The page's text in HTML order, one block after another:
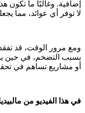
إضافية. وغالبًا ما تكون
لا توفر أي عوائد، مما
ومع مرور الوقت، قد تفقد
بسبب التضخم، في حين
أو مشاريع تساهم في
في هذا الفيديو من